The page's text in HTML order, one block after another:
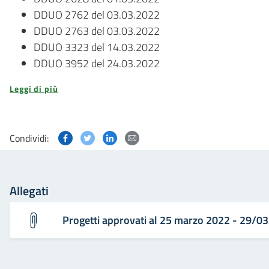
DDUO 2762 del 03.03.2022
DDUO 2763 del 03.03.2022
DDUO 3323 del 14.03.2022
DDUO 3952 del 24.03.2022
Leggi di più
Condividi: Condividi questa pagina su Facebook
Condividi questa pagina su Twitter
Condividi questa pagina su Linkedin
Allegati
Progetti approvati al 25 marzo 2022 - 29/